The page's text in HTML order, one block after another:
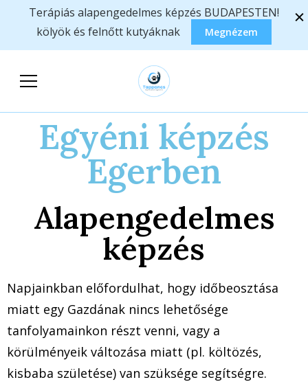
Terápiás alapengedelmes képzés BUDAPESTEN!
kölyök és felnőtt kutyáknak
Megnézem
Tappancs
Segítőkutyások
Egyesülete
képzések
Egyéni képzés
Egerben
Alapengedelmes
képzés
Napjainkban előfordulhat, hogy időbeosztása
miatt egy Gazdának nincs lehetősége
tanfolyamainkon részt venni, vagy a
körülményeik változása miatt (pl. költözés,
kisbaba születése) van szüksége segítségre.